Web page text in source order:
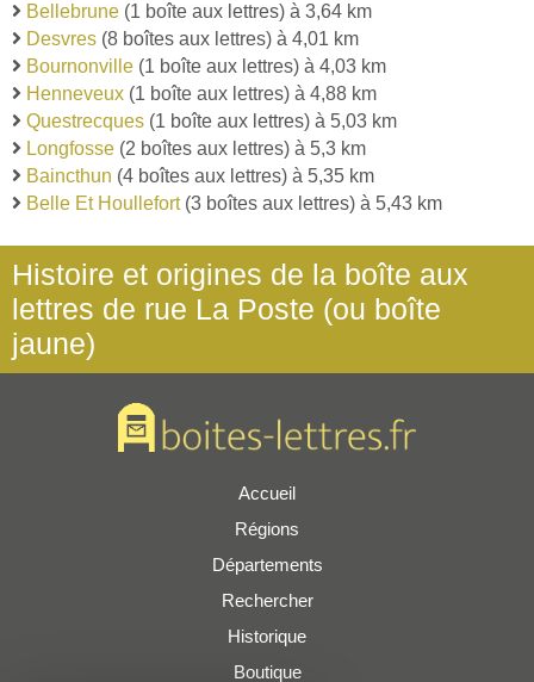
Bellebrune (1 boîte aux lettres) à 3,64 km
Desvres (8 boîtes aux lettres) à 4,01 km
Bournonville (1 boîte aux lettres) à 4,03 km
Henneveux (1 boîte aux lettres) à 4,88 km
Questrecques (1 boîte aux lettres) à 5,03 km
Longfosse (2 boîtes aux lettres) à 5,3 km
Baincthun (4 boîtes aux lettres) à 5,35 km
Belle Et Houllefort(3 boîtes aux lettres) à 5,43 km
Histoire et origines de la boîte aux
lettres de rue La Poste (ou boîte
jaune)
Accueil
Régions
Départements
Rechercher
Historique
Boutique